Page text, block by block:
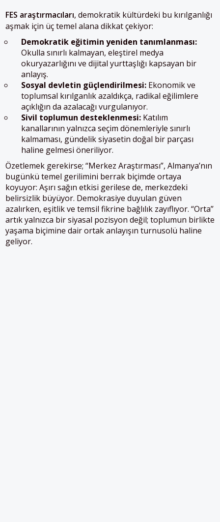
FES araştırmacıları, demokratik kültürdeki bu kırılganlığı
aşmak için üç temel alana dikkat çekiyor:
Demokratik eğitimin yeniden tanımlanması:
Okulla sınırlı kalmayan, eleştirel medya
okuryazarlığını ve dijital yurttaşlığı kapsayan bir
anlayış.
Sosyal devletin güçlendirilmesi: Ekonomik ve
toplumsal kırılganlık azaldıkça, radikal eğilimlere
açıklığın da azalacağı vurgulanıyor.
Sivil toplumun desteklenmesi: Katılım
kanallarının yalnızca seçim dönemleriyle sınırlı
kalmaması, gündelik siyasetin doğal bir parçası
haline gelmesi öneriliyor.
Özetlemek gerekirse; “Merkez Araştırması”, Almanya’nın
bugünkü temel gerilimini berrak biçimde ortaya
koyuyor: Aşırı sağın etkisi gerilese de, merkezdeki
belirsizlik büyüyor. Demokrasiye duyulan güven
azalırken, eşitlik ve temsil fikrine bağlılık zayıflıyor. “Orta”
artık yalnızca bir siyasal pozisyon değil; toplumun birlikte
yaşama biçimine dair ortak anlayışın turnusolü haline
geliyor.